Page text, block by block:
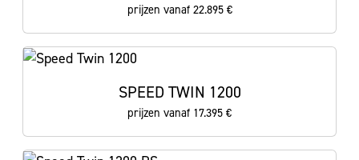
prijzen vanaf 22.895 €
SPEED TWIN 1200
prijzen vanaf 17.395 €